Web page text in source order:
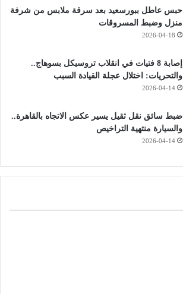
حبس عاطل ببورسعيد بعد سرقة ملابس من شرفة
منزل وضبط المسروقات
2026-04-18
إصابة 8 فتيات في انقلاب تروسيكل بسوهاج..
والتحريات: اختلال عجلة القيادة السبب
2026-04-14
ضبط سائق نقل ثقيل يسير عكس الاتجاه بالقاهرة..
والسيارة منتهية التراخيص
2026-04-14